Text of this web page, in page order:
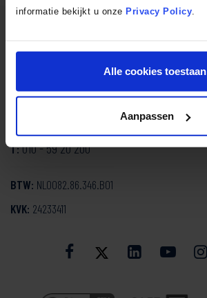
informatie bekijkt u onze Privacy Policy
Alle cookies toestaan
Aanpassen
3144 NH Maassluis
T:010 - 59 20 200
BTW: NL0082.86.346.B01
KVK: 24233411